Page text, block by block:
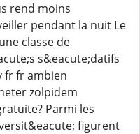
rend moins
pendant la nuit Le
classe de
s&eacute;datifs
fr fr ambien
zolpidem
Parmi les
figurent